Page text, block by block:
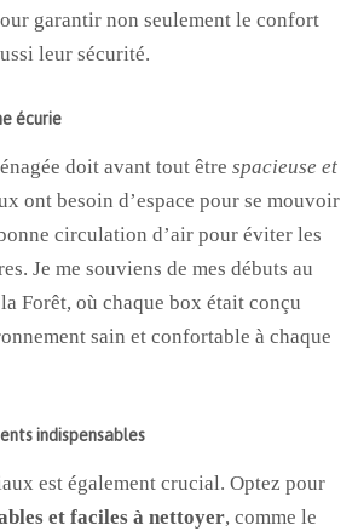
garantir non seulement le confort
leur sécurité.
écurie
doit avant tout être spacieuse et
ont besoin d’espace pour se mouvoir
circulation d’air pour éviter les
Je me souviens de mes débuts au
Forêt, où chaque box était conçu
sain et confortable à chaque
indispensables
est également crucial. Optez pour
et faciles à nettoyer, comme le